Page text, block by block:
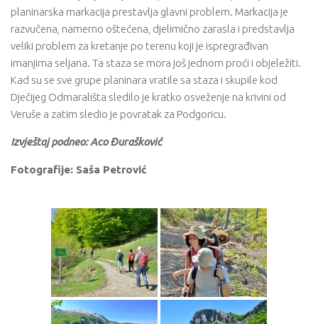
planinarska markacija prestavlja glavni problem. Markacija je
razvučena, namerno oštećena, djelimično zarasla i predstavlja
veliki problem za kretanje po terenu koji je ispregrađivan
imanjima seljana. Ta staza se mora još jednom proći i objeležiti.
Kad su se sve grupe planinara vratile sa staza i skupile kod
Dječijeg Odmarališta sledilo je kratko osveženje na krivini od
Veruše a zatim sledio je povratak za Podgoricu.
Izvještaj podneo: Aco Đurašković
Fotografije: Saša Petrović